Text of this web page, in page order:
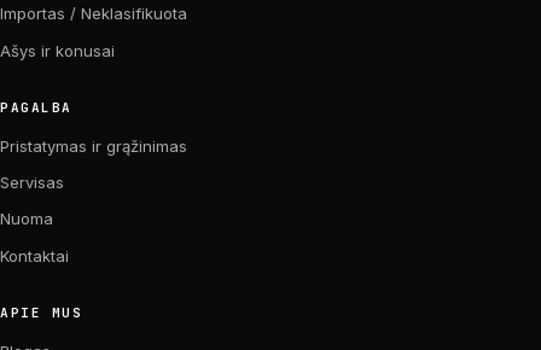
Importas / Neklasifikuota
Ašys ir konusai
PAGALBA
Pristatymas ir grąžinimas
Servisas
Nuoma
Kontaktai
APIE MUS